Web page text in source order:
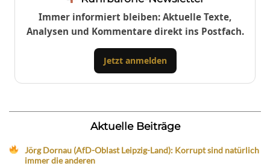
Immer informiert bleiben: Aktuelle Texte,
Analysen und Kommentare direkt ins Postfach.
Jetzt anmelden
Aktuelle Beiträge
Jörg Dornau (AfD-Oblast Leipzig-Land): Korrupt sind natürlich
immer die anderen